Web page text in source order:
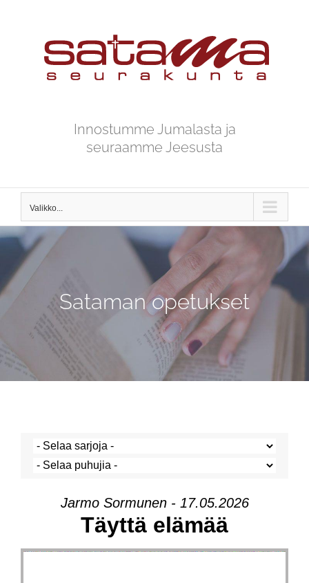
Innostumme Jumalasta ja
seuraamme Jeesusta
Valikko...
Sataman opetukset
Jarmo Sormunen - 17.05.2026
Täyttä elämää